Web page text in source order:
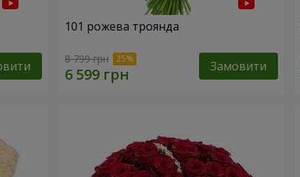
101 рожева троянда
8 799 грн Замовити